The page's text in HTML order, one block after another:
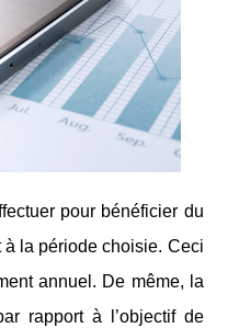
pour bénéficier du
la période choisie. Ceci
annuel. De même, la
rapport à l’objectif de